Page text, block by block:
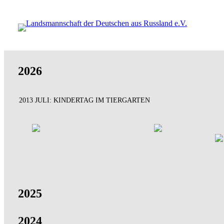
Inhalt
2026
2013 JULI: KINDERTAG IM TIERGARTEN
2025
2024